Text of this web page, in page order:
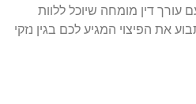
דין מומחה שיוכל ללוות
הפיצוי המגיע לכם בגין נזקי